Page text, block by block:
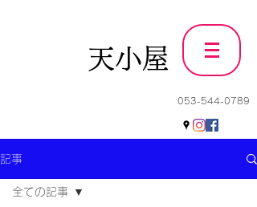
天小屋
053-544-0789
記事
全ての記事